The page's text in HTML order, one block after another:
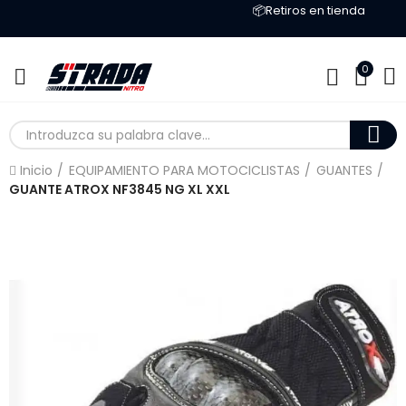
📦Retiros en tienda
0
Inicio EQUIPAMIENTO PARA MOTOCICLISTAS
GUANTES
GUANTE ATROX NF3845 NG XL XXL